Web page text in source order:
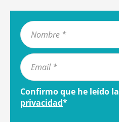
Confirmo que he leído la
privacidad*